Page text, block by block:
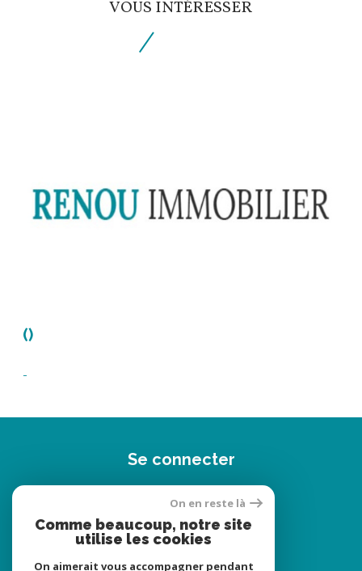
VOUS INTÉRESSER
()
-
Se connecter
espace propriétaire
On en reste là
Comme beaucoup, notre site
utilise les cookies
On aimerait vous accompagner pendant